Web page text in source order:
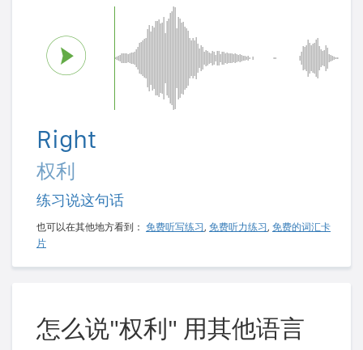
Right
权利
练习说这句话
也可以在其他地方看到： 免费听写练习, 免费听力练习, 免费的词汇卡
片
怎么说"权利" 用其他语言